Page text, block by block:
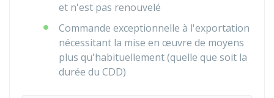
et n'est pas renouvelé
Commande exceptionnelle à l'exportation
nécessitant la mise en œuvre de moyens
plus qu'habituellement (quelle que soit la
durée du CDD)